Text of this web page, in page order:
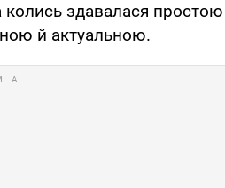
колись здавалася простою
й актуальною.